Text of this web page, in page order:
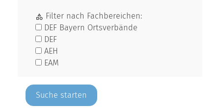
Filter nach Fachbereichen:
DEF Bayern Ortsverbände
DEF
AEH
EAM